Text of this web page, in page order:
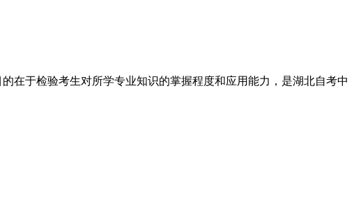
于检验考生对所学专业知识的掌握程度和应用能力，是湖北自考中